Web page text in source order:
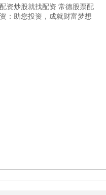
配资炒股就找配资 常德股票配
资：助您投资，成就财富梦想